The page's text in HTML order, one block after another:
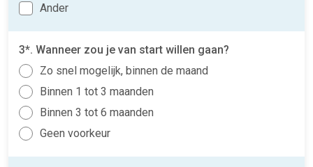
Ander
3*. Wanneer zou je van start willen gaan?
Zo snel mogelijk, binnen de maand
Binnen 1 tot 3 maanden
Binnen 3 tot 6 maanden
Geen voorkeur